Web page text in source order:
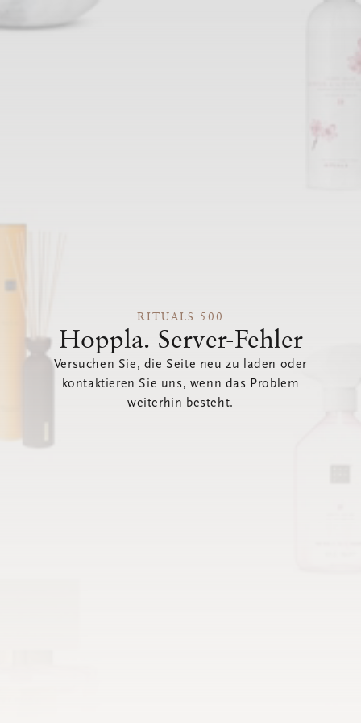
RITUALS 500
Hoppla. Server-Fehler
Versuchen Sie, die Seite neu zu laden oder
kontaktieren Sie uns, wenn das Problem
weiterhin besteht.